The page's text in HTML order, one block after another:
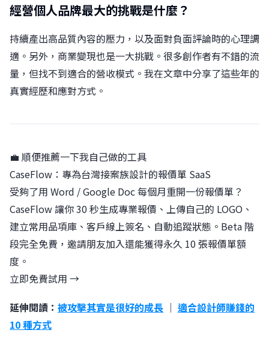
經營個人品牌最大的挑戰是什麼？
持續產出高品質內容的壓力，以及面對負面評論時的心理調
適。另外，商業變現也是一大挑戰。很多創作者有不錯的流
量，但找不到適合的營收模式。我在文章中分享了這些年的
真實經歷和應對方式。
💼 順便推薦一下我自己做的工具
CaseFlow：專為台灣接案族設計的報價單 SaaS
受夠了用 Word / Google Doc 每個月重開一份報價單？
CaseFlow 讓你 30 秒生成專業報價、上傳自己的 LOGO、
建立常用品項庫、客戶線上簽名、自動追蹤狀態。Beta 階
段完全免費，邀請朋友加入還能獲得永久 10 張報價單額
度。
立即免費試用 →
延伸閱讀： 被攻擊其實是很好的成長 ｜ 適合設計師賺錢的
10 種方式